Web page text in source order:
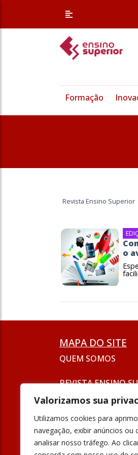
Valorizamos sua
Utilizamos cookies para
navegação, exibir anúncios ou
analisar nosso tráfego. Ao
Formação
Revista Ensino Superior
o
MAPA DO SITE
QUEM SOMOS
REVISTA ENSINO
SEJA UM ANUNCIANTE
FORMAÇÃO
INOVAÇÃO